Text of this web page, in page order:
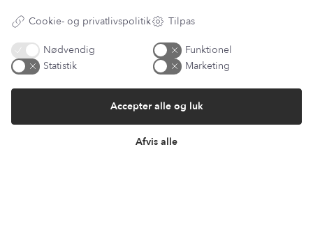
Handelsbetingelser
Returnering & ombytning
Persondatapolitik
Om os
Sitemap
Fortryd køb
Cookie- og privatlivspolitik Tilpas
Nødvendig
Funktionel
Statistik
Marketing
Afvis alle
Accepter alle og luk